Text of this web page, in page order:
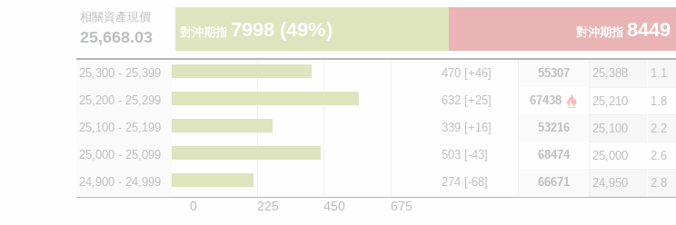
相關資產現價
25,668.03 對沖期指 7998 (49%) 對沖期指 8449
25,300 - 25,399 470 [+46] 55307 25,388 1.1
25,200 - 25,299
632 [+25] 67438 25,210 1.8
25,100 - 25,199
339 [+16] 53216 25,100 2.2
25,000 - 25,099
503 [-43] 68474 25,000 2.6
24,900 - 24,999
274 [-68] 66671 24,950 2.8
0 225 450 675